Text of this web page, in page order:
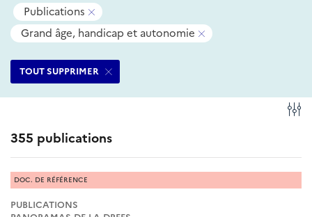
Tous
les
filtres
Publications
Supprimer
ce
Grand âge, handicap et autonomie
TOUT SUPPRIMER
355 publications
PUBLICATIONS
DOC. DE RÉFÉRENCE